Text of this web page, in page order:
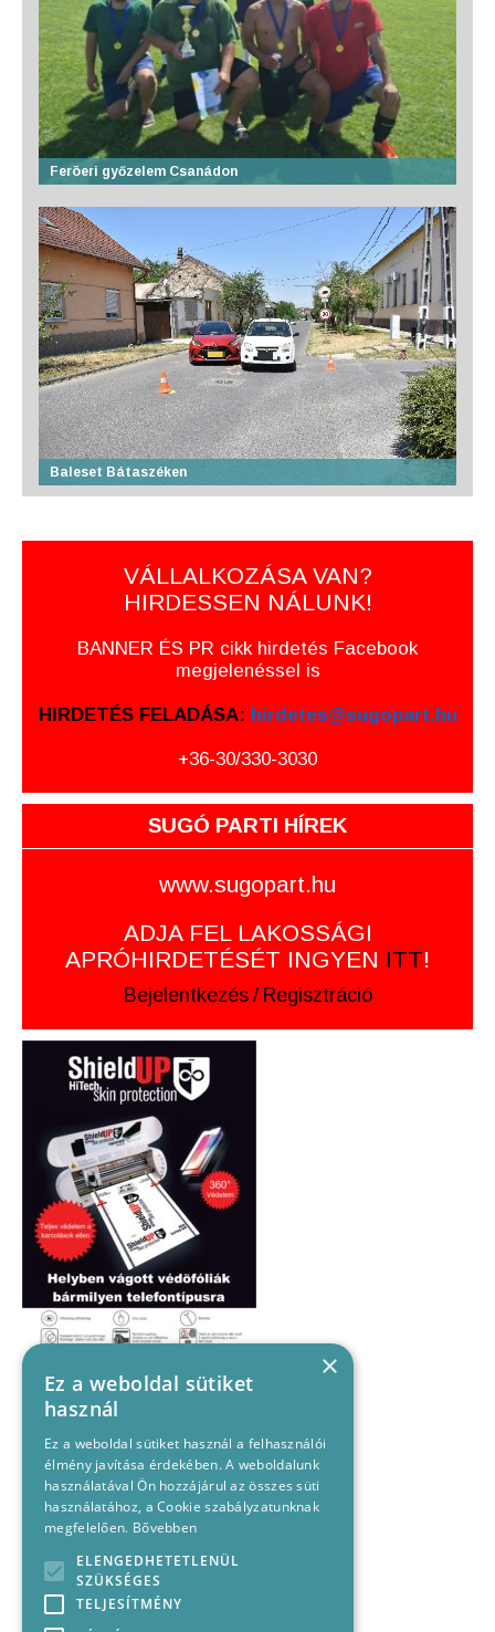
Feröeri győzelem Csanádon
Baleset Bátaszéken
VÁLLALKOZÁSA VAN?
HIRDESSEN NÁLUNK!
BANNER ÉS PR cikk hirdetés Facebook
megjelenéssel is
HIRDETÉS FELADÁSA: hirdetes@sugopart.hu
+36-30/330-3030
SUGÓ PARTI HÍREK
www.sugopart.hu
ADJA FEL LAKOSSÁGI
APRÓHIRDETÉSÉT INGYEN ITT!
Bejelentkezés / Regisztráció
×
Ez a weboldal sütiket
használ
Ez a weboldal sütiket használ a felhasználói
élmény javítása érdekében. A weboldalunk
használatával Ön hozzájárul az összes süti
használatához, a Cookie szabályzatunknak
megfelelően. Bővebben
ELENGEDHETETLENÜL
SZÜKSÉGES
TELJESÍTMÉNY